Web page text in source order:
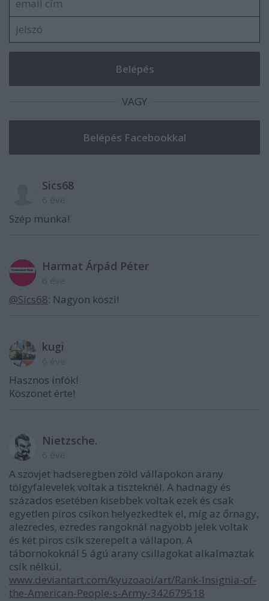
VAGY
Sics68
Szép munka!
Harmat Árpád Péter
@Sics68: Nagyon köszi!
kugi
Hasznos infók!
Köszönet érte!
Nietzsche.
A szovjet hadseregben zöld vállapokon arany
tölgyfalevelek voltak a tiszteknél. A hadnagy és
százados esetében kisebbek voltak ezek és csak
egyetlen piros csíkon helyezkedtek el, míg az őrnagy,
alezredes, ezredes rangoknál nagyobb jelek voltak
és két piros csík szerepelt a vállapon. A
tábornokoknál 5 ágú arany csillagokat alkalmaztak
csík nélkül.
www.deviantart.com/kyuzoaoi/art/Rank-Insignia-of-
the-American-People-s-Army-342679518